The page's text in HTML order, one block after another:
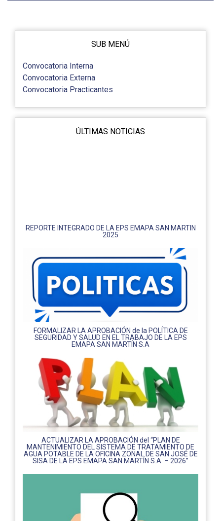
SUB MENÚ
Convocatoria Interna
Convocatoria Externa
Convocatoria Practicantes
ÚLTIMAS NOTICIAS
REPORTE INTEGRADO DE LA EPS EMAPA SAN MARTIN
2025
FORMALIZAR LA APROBACIÓN de la POLÍTICA DE
SEGURIDAD Y SALUD EN EL TRABAJO DE LA EPS
EMAPA SAN MARTÍN S.A
ACTUALIZAR LA APROBACIÓN del “PLAN DE
MANTENIMIENTO DEL SISTEMA DE TRATAMIENTO DE
AGUA POTABLE DE LA OFICINA ZONAL DE SAN JOSÉ DE
SISA DE LA EPS EMAPA SAN MARTÍN S.A. – 2026”